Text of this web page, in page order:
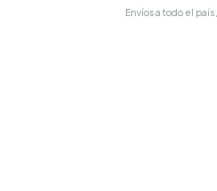
Envíos a todo el